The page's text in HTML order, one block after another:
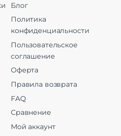
Блог
Политика
конфиденциальности
Пользовательское
соглашение
Оферта
Правила возврата
FAQ
Сравнение
Мой аккаунт